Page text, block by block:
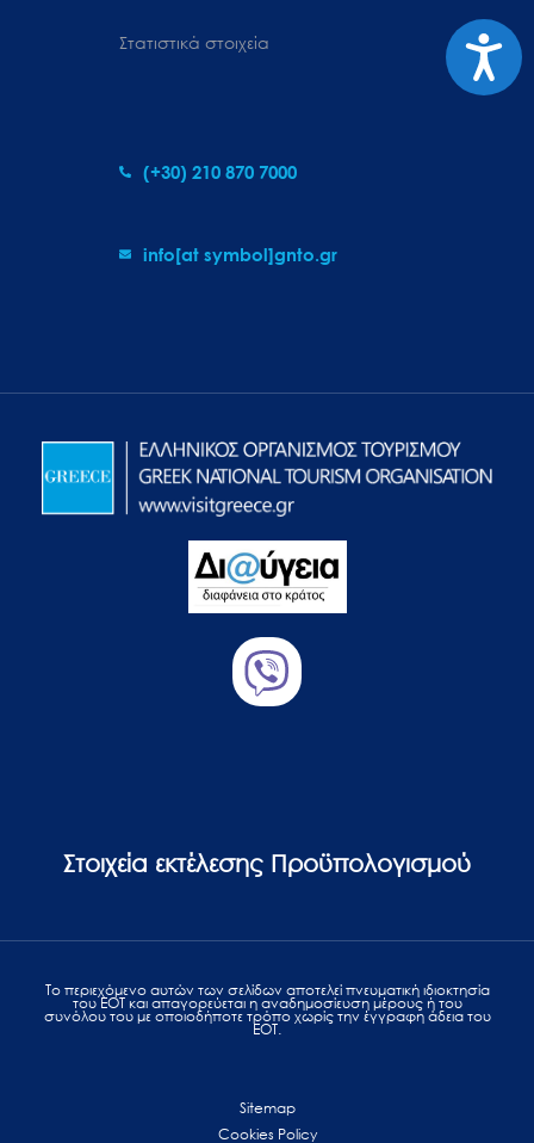
Στατιστικά στοιχεία
(+30) 210 870 7000
info[at symbol]gnto.gr
Στοιχεία εκτέλεσης Προϋπολογισμού
Το περιεχόμενο αυτών των σελίδων αποτελεί πvευματική ιδιοκτησία
του ΕΟΤ και απαγορεύεται η αναδημοσίευση μέρους ή του
συνόλου του με οποιοδήποτε τρόπο χωρίς την έγγραφη άδεια του
ΕΟΤ.
Sitemap
Cookies Policy